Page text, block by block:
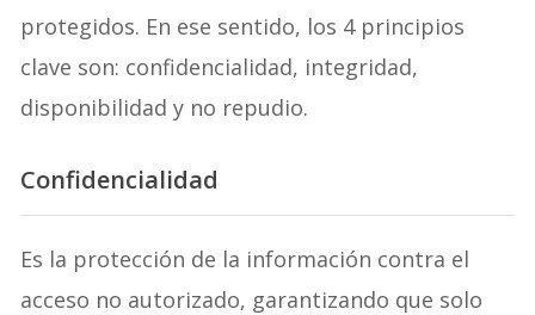
protegidos. En ese sentido, los 4 principios
clave son: confidencialidad, integridad,
disponibilidad y no repudio.
Confidencialidad
Es la protección de la información contra el
acceso no autorizado, garantizando que solo